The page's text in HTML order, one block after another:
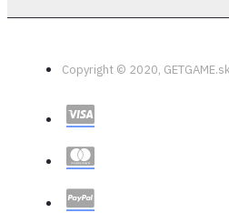
Copyright © 2020,